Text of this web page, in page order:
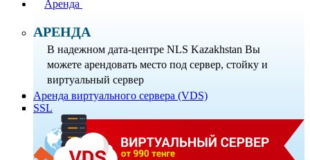
Аренда
АРЕНДА
В надежном дата-центре NLS Kazakhstan Вы
можете арендовать место под сервер, стойку и
виртуальный сервер
Аренда виртуального сервера (VDS)
SSL